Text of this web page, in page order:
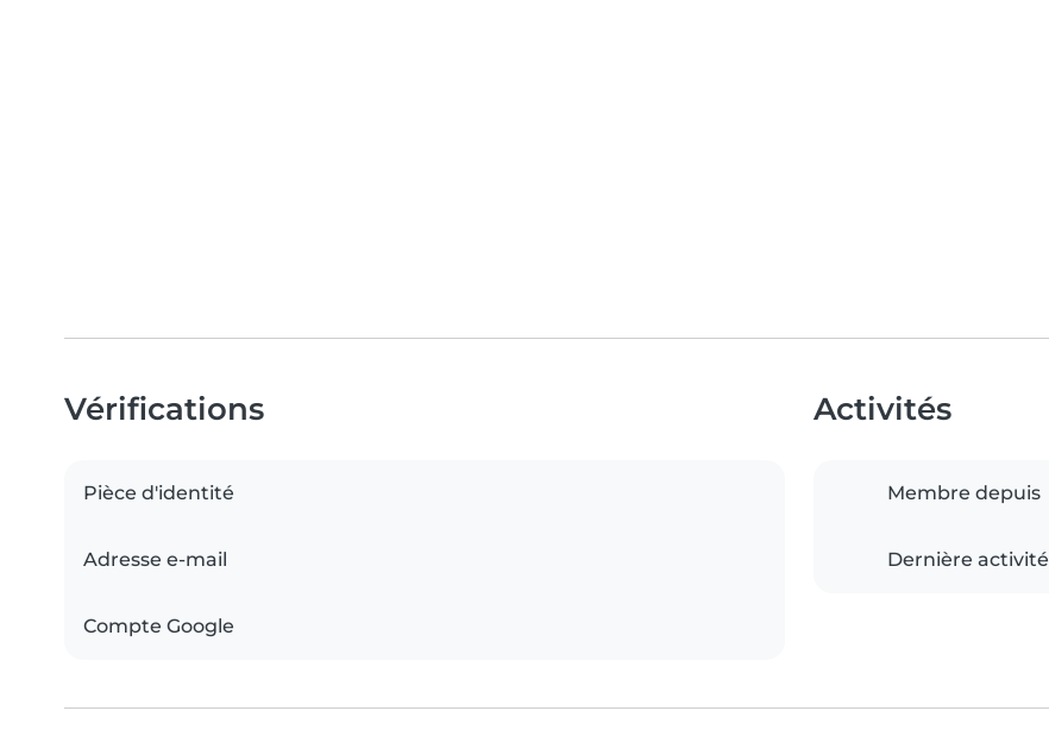
Vérifications
Pièce d'identité
Adresse e-mail
Compte Google
Activités
Membre depuis
Dernière activité